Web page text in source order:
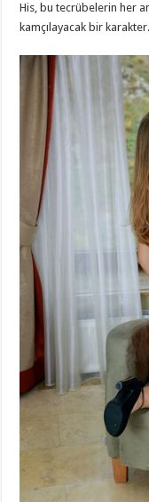
His, bu tecrübelerin her
kamçılayacak bir karakter.